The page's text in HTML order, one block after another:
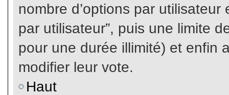
nombre d’options par
par utilisateur”, puis une limite
pour une durée illimité) et enfin
modifier leur vote.
Haut